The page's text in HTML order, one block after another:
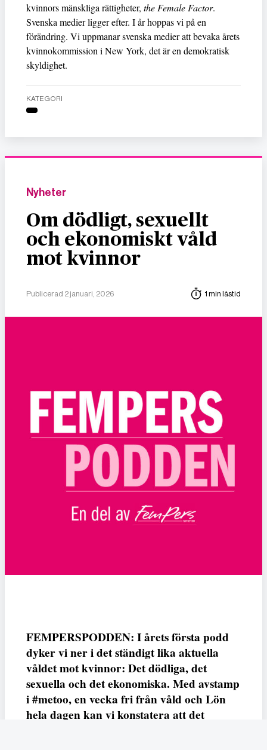
kvinnors mänskliga rättigheter, the Female Factor.
Svenska medier ligger efter. I år hoppas vi på en
förändring. Vi uppmanar svenska medier att bevaka årets
kvinnokommission i New York, det är en demokratisk
skyldighet.
KATEGORI
Nyheter
Om dödligt, sexuellt
och ekonomiskt våld
mot kvinnor
Publicerad 2 januari, 2026 1 min lästid
FEMPERSPODDEN: I årets första podd
dyker vi ner i det ständigt lika aktuella
våldet mot kvinnor: Det dödliga, det
sexuella och det ekonomiska. Med avstamp
i #metoo, en vecka fri från våld och Lön
hela dagen kan vi konstatera att det